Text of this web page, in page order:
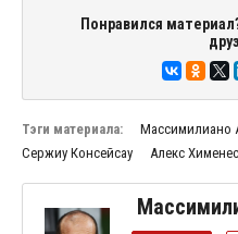
Понравился
Тэги материала: Массимилиано
Сержиу Консейсау
Алекс Хименес